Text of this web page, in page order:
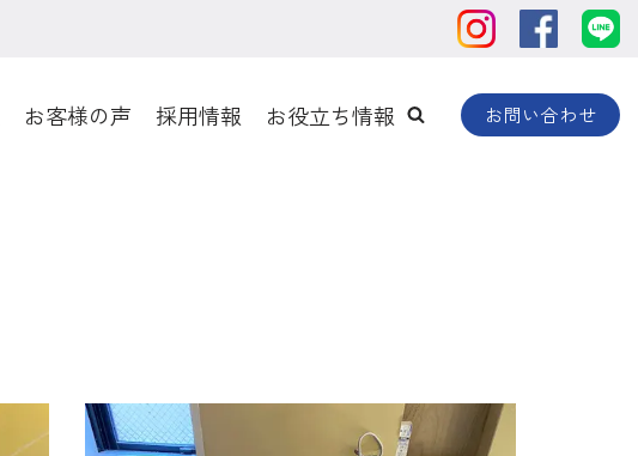
お客様の声 採用情報 お役立ち情報 お問い合わせ